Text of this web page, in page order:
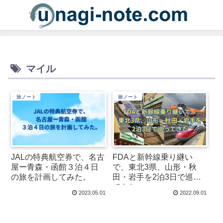
マイル
旅ノート
JALの特典航空券で、名古
屋ー青森・函館３泊４日
の旅を計画してみた。
2023.05.01
旅ノート
FDAと新幹線乗り継い
で、東北3県、山形・秋
田・岩手を2泊3日で巡っ
てきた
2022.09.01